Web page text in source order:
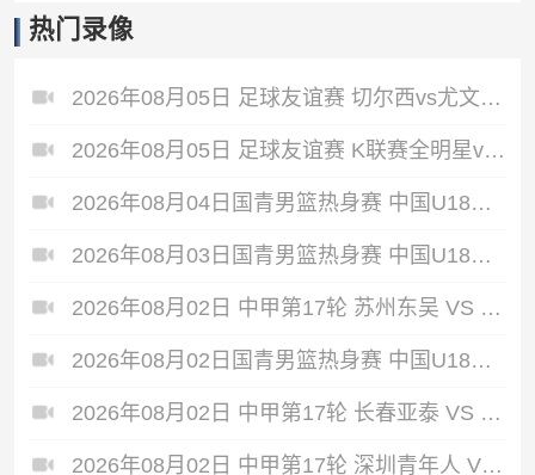
热门录像
2026年08月05日 足球友谊赛 切尔西vs尤文图斯 全场录像
2026年08月05日 足球友谊赛 K联赛全明星vs曼城 全场录像
2026年08月04日国青男篮热身赛 中国U18男篮 - 加拿大大卫·安篮球学院 全场录像
2026年08月03日国青男篮热身赛 中国U18男篮 - 韩国东国大学 全场录像
2026年08月02日 中甲第17轮 苏州东吴 VS 梅州客家 全场录像
2026年08月02日国青男篮热身赛 中国U18男篮 - 纽纳华丁闪电队 全场录像
2026年08月02日 中甲第17轮 长春亚泰 VS 石家庄功夫 全场录像
2026年08月02日 中甲第17轮 深圳青年人 VS 无锡吴钩 全场录像